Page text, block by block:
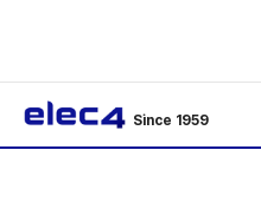
Since 1959